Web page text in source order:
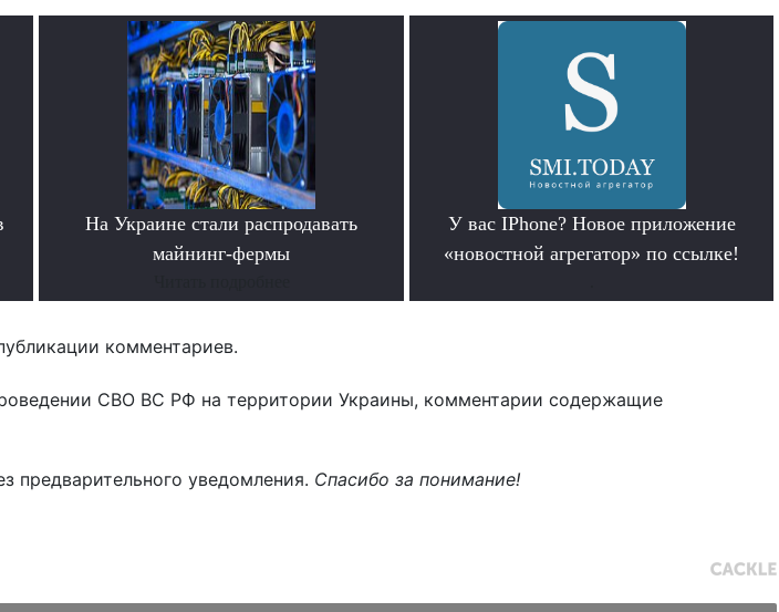
На Украине стали распродавать
майнинг-фермы
У вас IPhone? Новое приложение
«новостной агрегатор» по ссылке!
комментариев.
СВО ВС РФ на территории Украины, комментарии содержащие
предварительного уведомления. Спасибо за понимание!